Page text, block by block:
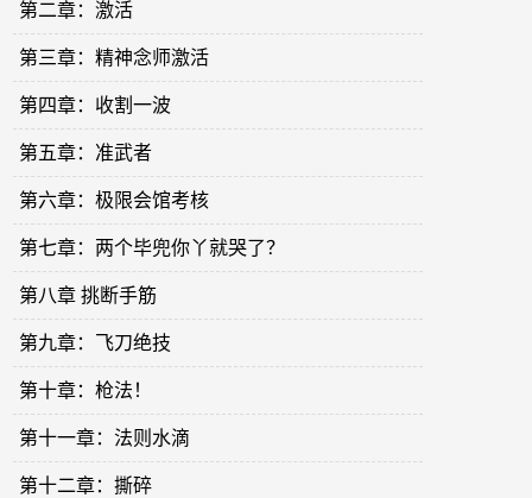
第二章：激活
第三章：精神念师激活
第四章：收割一波
第五章：准武者
第六章：极限会馆考核
第七章：两个毕兜你丫就哭了？
第八章 挑断手筋
第九章：飞刀绝技
第十章：枪法！
第十一章：法则水滴
第十二章：撕碎